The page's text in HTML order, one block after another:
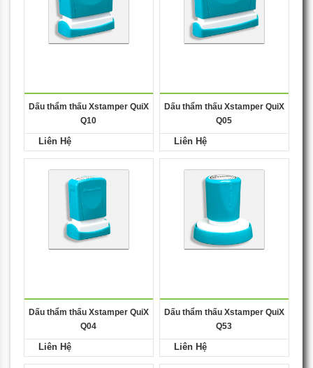
Dấu thẩm thấu Xstamper QuiX
Q10
Liên Hệ
Dấu thẩm thấu Xstamper QuiX
Q05
Liên Hệ
Dấu thẩm thấu Xstamper QuiX
Q04
Liên Hệ
Dấu thẩm thấu Xstamper QuiX
Q53
Liên Hệ